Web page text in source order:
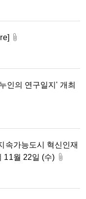
인의 연구일지' 개최
속가능도시 혁신인재
11월 22일 (수)